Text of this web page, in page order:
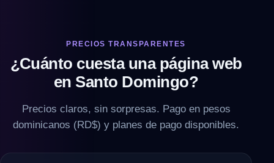
PRECIOS TRANSPARENTES
¿Cuánto cuesta una página web
en Santo Domingo?
Precios claros, sin sorpresas. Pago en pesos
dominicanos (RD$) y planes de pago disponibles.